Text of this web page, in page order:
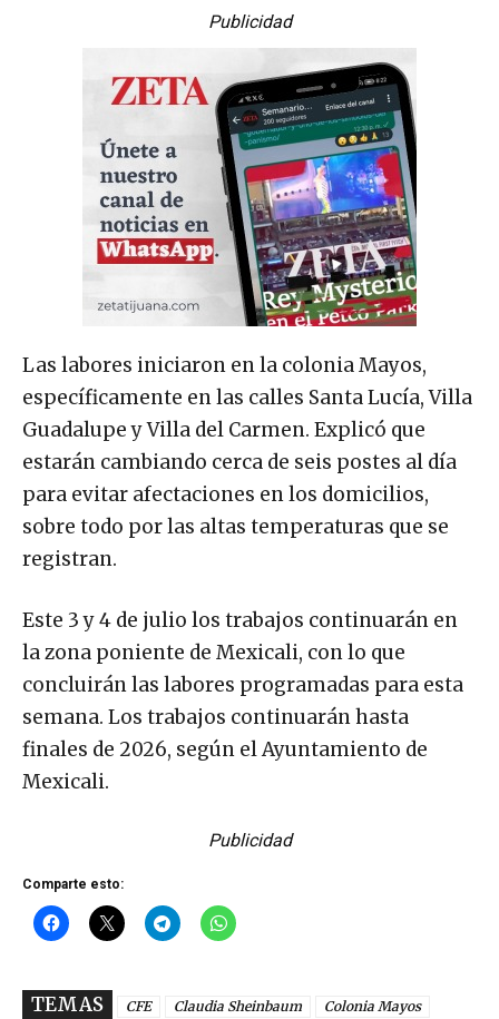
Publicidad
Las labores iniciaron en la colonia Mayos,
específicamente en las calles Santa Lucía, Villa
Guadalupe y Villa del Carmen. Explicó que
estarán cambiando cerca de seis postes al día
para evitar afectaciones en los domicilios,
sobre todo por las altas temperaturas que se
registran.
Este 3 y 4 de julio los trabajos continuarán en
la zona poniente de Mexicali, con lo que
concluirán las labores programadas para esta
semana. Los trabajos continuarán hasta
finales de 2026, según el Ayuntamiento de
Mexicali.
Publicidad
Comparte esto:
TEMAS CFE Claudia Sheinbaum
Colonia Mayos